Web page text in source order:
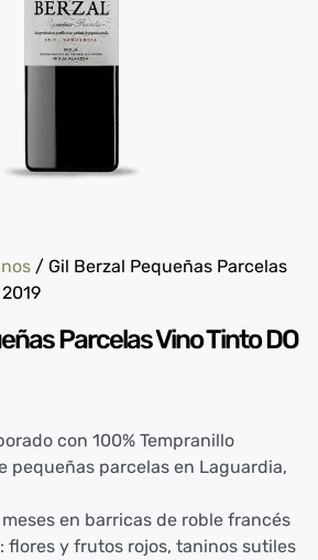
/ Gil Berzal Pequeñas Parcelas
Parcelas Vino Tinto DO
con 100% Tempranillo
pequeñas parcelas en Laguardia,
meses en barricas de roble francés
flores y frutos rojos, taninos sutiles